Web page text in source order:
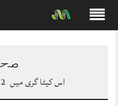
اس کیٹا گری میں 2